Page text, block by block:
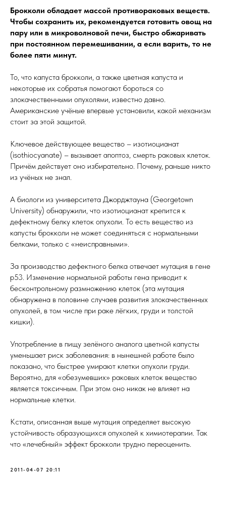
Брокколи обладает массой противораковых веществ.
Чтобы сохранить их, рекомендуется готовить овощ на
пару или в микроволновой печи, быстро обжаривать
при постоянном перемешивании, а если варить, то не
более пяти минут.
То, что капуста брокколи, а также цветная капуста и
некоторые их собратья помогают бороться со
злокачественными опухолями, известно давно.
Американские учёные впервые установили, какой механизм
стоит за этой защитой.
Ключевое действующее вещество – изотиоцианат
(isothiocyanate) – вызывает апоптоз, смерть раковых клеток.
Причём действует оно избирательно. Почему, раньше никто
из учёных не знал.
А биологи из университета Джорджтауна (Georgetown
University) обнаружили, что изотиоцианат крепится к
дефектному белку клеток опухоли. То есть вещество из
капусты брокколи не может соединяться с нормальными
белками, только с «неисправными».
За производство дефектного белка отвечает мутация в гене
p53. Изменение нормальной работы гена приводит к
бесконтрольному размножению клеток (эта мутация
обнаружена в половине случаев развития злокачественных
опухолей, в том числе при раке лёгких, груди и толстой
кишки).
Употребление в пищу зелёного аналога цветной капусты
уменьшает риск заболевания: в нынешней работе было
показано, что быстрее умирают клетки опухоли груди.
Вероятно, для «обезумевших» раковых клеток вещество
является токсичным. При этом оно никак не влияет на
нормальные клетки.
Кстати, описанная выше мутация определяет высокую
устойчивость образующихся опухолей к химиотерапии. Так
что «лечебный» эффект брокколи трудно переоценить.
2011-04-07 20:11